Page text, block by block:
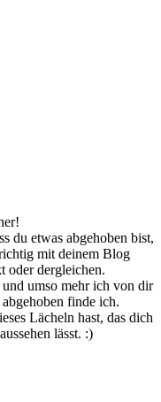
du etwas abgehoben bist,
mit deinem Blog
oder dergleichen.
umso mehr ich von dir
finde ich.
Lächeln hast, das dich
lässt. :)